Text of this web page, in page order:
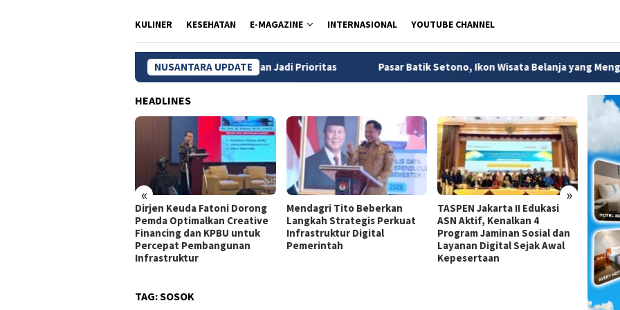
KULINER KESEHATAN E-MAGAZINE INTERNASIONAL YOUTUBE CHANNEL
NUSANTARA UPDATE
Wilayah 3T dan Kelompok Rentan Jadi Prioritas Pasar Batik Setono, Ikon Wisata Belanja yang Menggerakkan
HEADLINES
« »
Dirjen Keuda Fatoni Dorong
Pemda Optimalkan Creative
Financing dan KPBU untuk
Percepat Pembangunan
Infrastruktur
Mendagri Tito Beberkan
Langkah Strategis Perkuat
Infrastruktur Digital
Pemerintah
TASPEN Jakarta II Edukasi
ASN Aktif, Kenalkan 4
Program Jaminan Sosial dan
Layanan Digital Sejak Awal
Kepesertaan
Jadi
TAG:SOSOK